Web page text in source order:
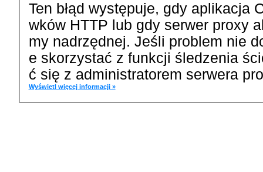
Ten błąd występuje, gdy aplikacja
wków HTTP lub gdy serwer proxy
my nadrzędnej. Jeśli problem nie
e skorzystać z funkcji śledzenia
ć się z administratorem serwera
Wyświetl więcej informacji »